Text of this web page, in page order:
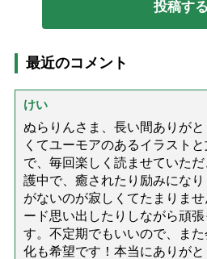
最近のコメント
けい
ぬらりんさま、長い間ありが
くてユーモアのあるイラスト
で、毎回楽しく読ませていた
護中で、癒されたり励みにな
がないのが寂しくてたまりま
ード思い出したりしながら頑
す。不定期でもいいので、ま
化も希望です！本当にありがと